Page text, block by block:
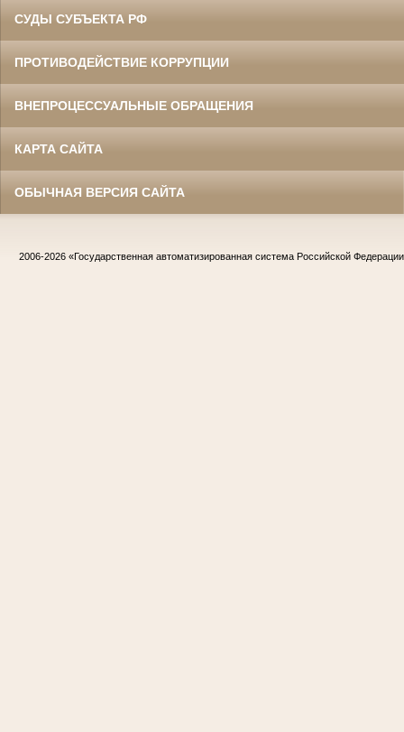
СУДЫ СУБЪЕКТА РФ
ПРОТИВОДЕЙСТВИЕ КОРРУПЦИИ
ВНЕПРОЦЕССУАЛЬНЫЕ ОБРАЩЕНИЯ
КАРТА САЙТА
ОБЫЧНАЯ ВЕРСИЯ САЙТА
2006-2026 «Государственная автоматизированная система Российской